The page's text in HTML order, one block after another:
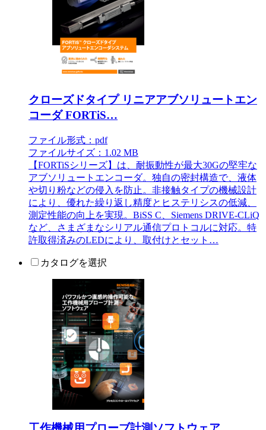
クローズドタイプ リニアアブソリュートエン
コーダ FORTiS…
ファイル形式：pdf
ファイルサイズ：1.02 MB
【FORTiSシリーズ】は、耐振動性が最大30Gの堅牢な
アブソリュートエンコーダ。独自の密封構造で、液体
や切り粉などの侵入を防止。非接触タイプの機械設計
により、優れた繰り返し精度とヒステリシスの低減、
測定性能の向上を実現。BiSS C、Siemens DRIVE-CLiQ
など、さまざまなシリアル通信プロトコルに対応。特
許取得済みのLEDにより、取付けとセット…
カタログを選択